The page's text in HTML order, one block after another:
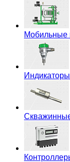
Мобильные
Индикаторы